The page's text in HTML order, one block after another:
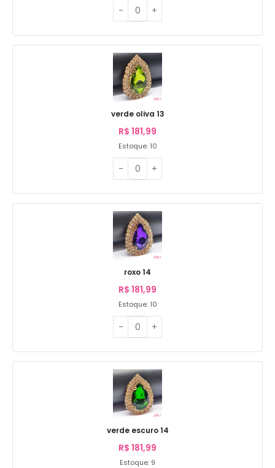
verde oliva 13
R$ 181,99
Estoque: 10
roxo 14
R$ 181,99
Estoque: 10
verde escuro 14
R$ 181,99
Estoque: 9